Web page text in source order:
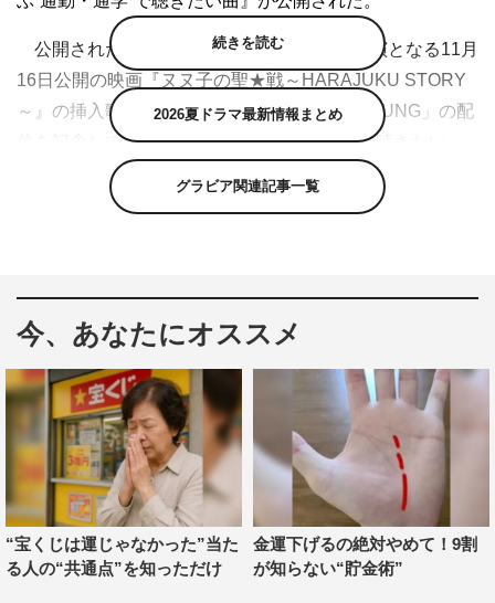
公開されたプレイリストは、吉田凜音初主演となる11月
16日公開の映画『ヌヌ子の聖★戦～HARAJUKU STORY
～』の挿入歌に決定した新曲「FOREVER YOUNG」の配
信を記念して作成されたもの。“通勤・通学で聴きたい
曲”をテーマに、 楽曲がセレクトされている。
ックナンバーから、奇跡のコラボで話題の椎名林檎と宮本
浩次「獣ゆく細道」や椎名林檎が17歳の心情を描いた
「17」など、吉田のバックボーンが垣間見えるセレクトに
なっている。
また、新曲に対する想いや来月で18歳になる吉田が17
歳の1年間を振り返ったオリジナルヴォイスも同時配信さ
れる。
続きを読む
2026夏ドラマ最新情報まとめ
グラビア関連記事一覧
今、あなたにオススメ
“宝くじは運じゃなかった”当た
る人の“共通点”を知っただけ
金運下げるの絶対やめて！9割
が知らない“貯金術”